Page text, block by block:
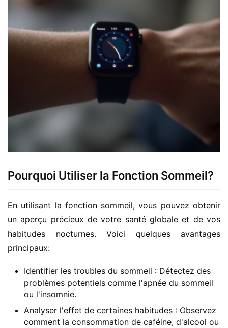
Pourquoi Utiliser la Fonction Sommeil?
En utilisant la fonction sommeil, vous pouvez obtenir
un aperçu précieux de votre santé globale et de vos
habitudes nocturnes. Voici quelques avantages
principaux:
Identifier les troubles du sommeil : Détectez des
problèmes potentiels comme l'apnée du sommeil
ou l'insomnie.
Analyser l'effet de certaines habitudes : Observez
comment la consommation de caféine, d'alcool ou